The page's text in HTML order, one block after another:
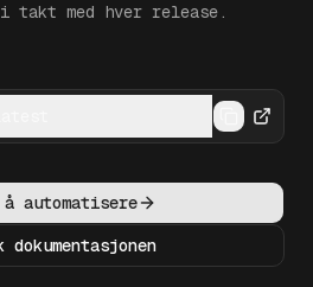
takt med hver release.
å automatisere